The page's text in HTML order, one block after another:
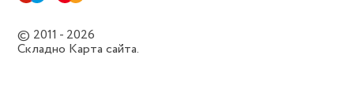
© 2011 - 2026
Складно Карта сайта.